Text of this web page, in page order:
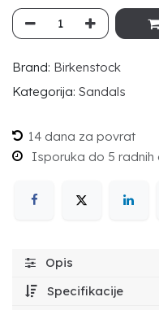
Brand: Birkenstock
Kategorija: Sandals
14 dana za povrat
Isporuka do 5 radnih
Opis
Specifikacije